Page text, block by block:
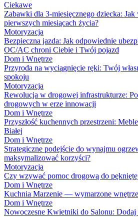
Ciekawe
Zabawki dla 3-miesięcznego dziecka:
pierwszych miesiącach życia?
Motoryzacja
Bezpieczna jazda: Jak odpowiednie
OC/AC chroni Ciebie i Twój pojazd
Dom i Wnętrze
Przyroda na wyciągnięcie ręki: Twój
spokoju
Motoryzacja
Rewolucja w drogowej infrastrukturze:
drogowych w erze innowacji
Dom i Wnętrze
Przyszłość kuchennych przestrzeni:
Białej
Dom i Wnętrze
Strategiczne podejście do wynajmu
maksymalizować korzyści?
Motoryzacja
Czy wzywać pomoc drogową do
Dom i Wnętrze
Kuchnia Marzenie — wymarzone
Dom i Wnętrze
Nowoczesne Kwietniki do Salonu: